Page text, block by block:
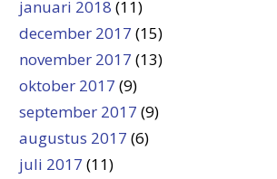
januari 2018 (11)
december 2017 (15)
november 2017 (13)
oktober 2017 (9)
september 2017 (9)
augustus 2017 (6)
juli 2017 (11)